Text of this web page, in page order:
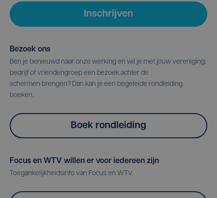
Inschrijven
Bezoek ons
Ben je benieuwd naar onze werking en wil je met jouw vereniging,
bedrijf of vriendengroep een bezoek achter de
schermen brengen? Dan kan je een begeleide rondleiding
boeken.
Boek rondleiding
Focus en WTV willen er voor iedereen zijn
Toegankelijkheidsinfo van Focus en WTV